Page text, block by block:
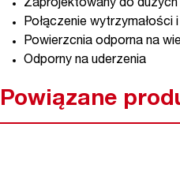
Zaprojektowany do
Połączenie wytrzymałości
Powierzcnia odporna na
Odporny na uderzenia
Powiązane